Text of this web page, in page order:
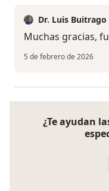
Dr. Luis
Muchas gracias,
5 de febrero de 2026
¿Te ayudan